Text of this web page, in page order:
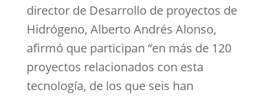
director de Desarrollo de proyectos de
Hidrógeno, Alberto Andrés Alonso,
afirmó que participan “en más de 120
proyectos relacionados con esta
tecnología, de los que seis han